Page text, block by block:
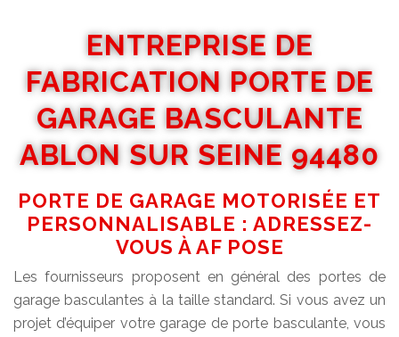
ENTREPRISE DE
FABRICATION PORTE DE
GARAGE BASCULANTE
ABLON SUR SEINE 94480
PORTE DE GARAGE MOTORISÉE ET
PERSONNALISABLE : ADRESSEZ-
VOUS À AF POSE
Les fournisseurs proposent en général des portes de
garage basculantes à la taille standard. Si vous avez un
projet d’équiper votre garage de porte basculante, vous